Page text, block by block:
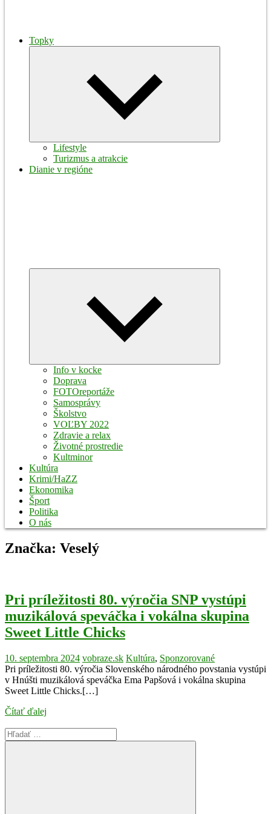
Topky
Lifestyle
Turizmus a atrakcie
Dianie v regióne
Info v kocke
Doprava
FOTOreportáže
Samosprávy
Školstvo
VOĽBY 2022
Zdravie a relax
Životné prostredie
Kultminor
Kultúra
Krimi/HaZZ
Ekonomika
Šport
Politika
O nás
Značka: Veselý
Pri príležitosti 80. výročia SNP vystúpi
muzikálová speváčka i vokálna skupina
Sweet Little Chicks
10. septembra 2024 vobraze.sk Kultúra, Sponzorované
Pri príležitosti 80. výročia Slovenského národného povstania vystúpi
v Hnúšti muzikálová speváčka Ema Papšová i vokálna skupina
Sweet Little Chicks.[…]
Čítať ďalej
Search
for: